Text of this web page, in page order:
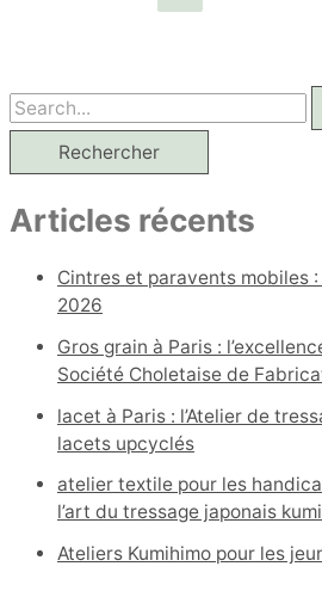
R
c
h
Articles récents
Cintres et paravents mobiles :
2026
Gros grain à Paris :
Société Choletaise de
lacet à Paris : l’Atelier de
lacets upcyclés
atelier textile pour les
l’art du tressage japonais
Ateliers Kumihimo pour les